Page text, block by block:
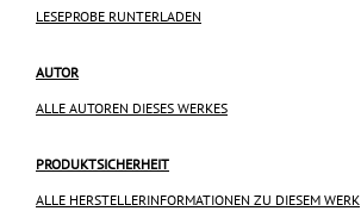
LESEPROBE RUNTERLADEN
AUTOR
ALLE AUTOREN DIESES WERKES
PRODUKTSICHERHEIT
ALLE HERSTELLERINFORMATIONEN ZU DIESEM WERK